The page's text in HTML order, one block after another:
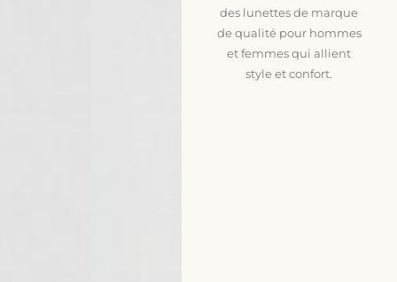
des lunettes de marque
de qualité pour hommes
et femmes qui allient
style et confort.